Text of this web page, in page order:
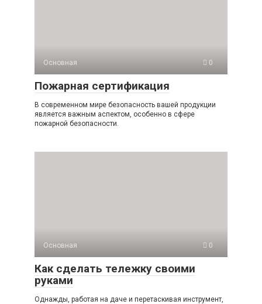
Основная 0
Пожарная сертификация
В современном мире безопасность вашей продукции
является важным аспектом, особенно в сфере
пожарной безопасности.
Основная 0
Как сделать тележку своими
руками
Однажды, работая на даче и перетаскивая инструмент,